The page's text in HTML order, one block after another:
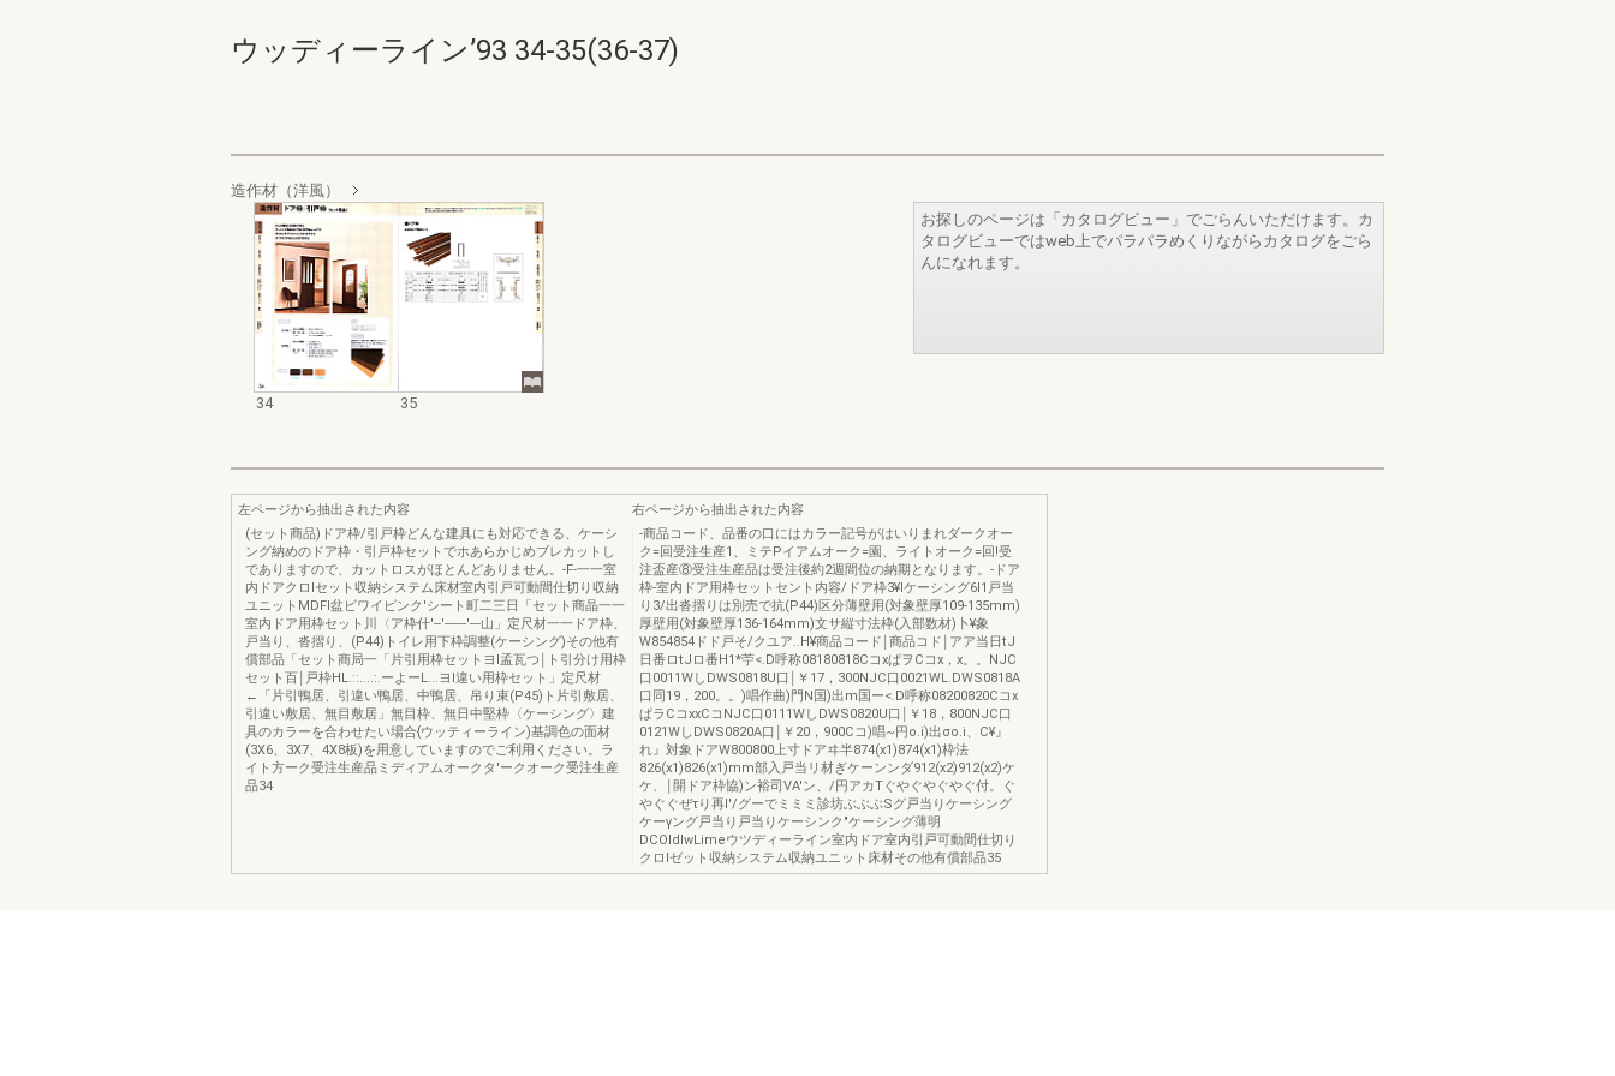
ウッディーライン’93 34-35(36-37)
造作材（洋風）
34 35
お探しのページは「カタログビュー」でごらんいただけます。カ
タログビューではweb上でパラパラめくりながらカタログをごら
んになれます。
左ページから抽出された内容
(セット商品)ドア枠/引戸枠どんな建具にも対応できる、ケーシ
ング納めのドア枠・引戸枠セットでホあらかじめブレカットし
でありますので、カットロスがほとんどありません。-F-一一室
内ドアクロlセット収納システム床材室内引戸可動間仕切り収納
ユニットMDFI盆ビワイピンク'シート町二三日「セット商晶一一
室内ドア用枠セット川〈ア枠什'--'------'---山」定尺材一一ドア枠、
戸当り、沓摺り、(P44)トイレ用下枠調整(ケーシング)その他有
償部品「セット商局一「片引用枠セットヨI孟瓦つ￨ト引分け用枠
セット百￨戸枠HL.::....:.ーよーL...ヨl違い用枠セット」定尺材
←「片引鴨居、引違い鴨居、中鴨居、吊り束(P45)ト片引敷居、
引違い敷居、無目敷居」無目枠、無日中堅枠〈ケーシング〉建
具のカラーを合わせたい場合{ウッティーライン)基調色の面材
(3X6、3X7、4X8板)を用意していますのでご利用ください。ラ
イト方ーク受注生産品ミディアムオークタ'ークオーク受注生産
品34
右ページから抽出された内容
-商品コード、品番の口にはカラー記号がはいりまれダークオー
ク=回受注生産1、ミテPイアムオーク=園、ライトオーク=回!受
注盃産⑧受注生産品は受注後約2週間位の納期となります。-ドア
枠-室内ドア用枠セットセント内容/ドア枠3¥lケーシング6I1戸当
り3/出沓摺りは別売で抗(P44)区分薄壁用(対象壁厚109-135mm)
厚壁用(対象壁厚136-164mm)文サ縦寸法枠(入部数材)卜¥象
W854854ドド戸そ/クユア..H¥商品コード￨商品コド￨アア当日tJ
日番ロtJロ番H1*苧<.D呼称08180818CコxぱヲCコx，x。。NJC
口0011WしDWS0818U口￨￥17，300NJC口0021WL.DWS0818A
口同19，200。。)唱作曲)門N国)出m国ー<.D呼称08200820Cコx
ぱラCコxxCコNJC口0111WしDWS0820U口￨￥18，800NJC口
0121WしDWS0820A口￨￥20，900Cコ)唱~円o.i)出σo.i、C¥』
れ』対象ドアW800800上寸ドアヰ半874(x1)874(x1)枠法
826(x1)826(x1)mm部入戸当リ材ぎケーンンダ912(x2)912(x2)ケ
ケ、￨開ドア枠協)ン裕司VA'ン、/円アカTぐやぐやぐやぐ付。ぐ
やぐぐぜτり再l'/グーでミミミ診坊ぶぶぶSグ戸当りケーシング
ケーγング戸当り戸当りケーシンク"ケーシング薄明
DCOldlwLimeウツディーライン室内ドア室内引戸可動間仕切り
クロlゼット収納システム収納ユニット床材その他有償部品35